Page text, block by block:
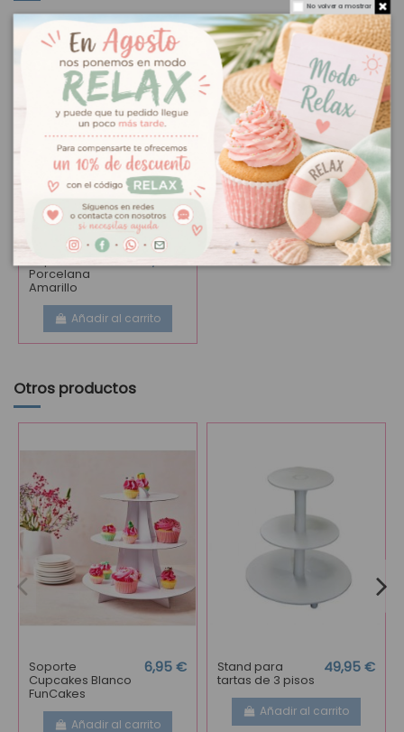
Porcelana
Amarillo
Añadir al carrito
Otros productos
Soporte
Cupcakes Blanco
FunCakes
6,95 €
Añadir al carrito
Stand para
tartas de 3 pisos
49,95 €
Añadir al carrito
No volver a mostrar